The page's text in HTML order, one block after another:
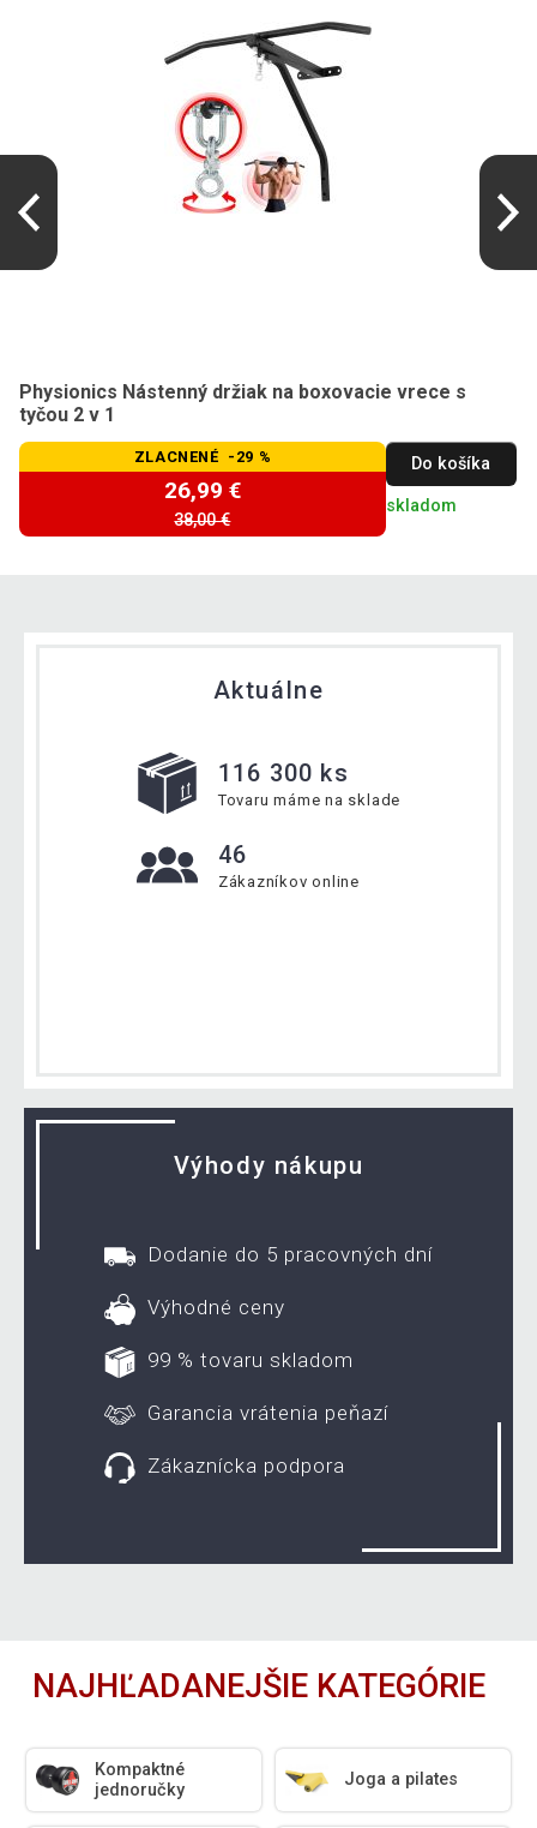
Physionics Nástenný držiak na boxovacie vrece s
tyčou 2 v 1
ZLACNENÉ -29 %
26,99 €
38,00 €
Do košíka
skladom
Aktuálne
116 300 ks
Tovaru máme na sklade
46
Zákazníkov online
Výhody nákupu
Dodanie do 5 pracovných dní
Výhodné ceny
99 % tovaru skladom
Garancia vrátenia peňazí
Zákaznícka podpora
NAJHĽADANEJŠIE KATEGÓRIE
Kompaktné
jednoručky
Joga a pilates